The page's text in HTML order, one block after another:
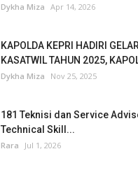
Dykha Miza Apr 14, 2026
KAPOLDA KEPRI HADIRI
KASATWIL TAHUN 2025,
Dykha Miza Nov 25, 2025
181 Teknisi dan Service
Technical Skill...
Rara Jul 1, 2026